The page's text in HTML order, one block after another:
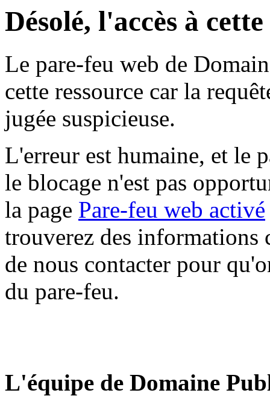
Désolé, l'accès à
Le pare-feu web de
cette ressource car la
jugée suspicieuse.
L'erreur est humaine, et le
le blocage n'est pas
la page Pare-feu web activé
trouverez des informations
de nous contacter pour
du pare-feu.
L'équipe de Domaine